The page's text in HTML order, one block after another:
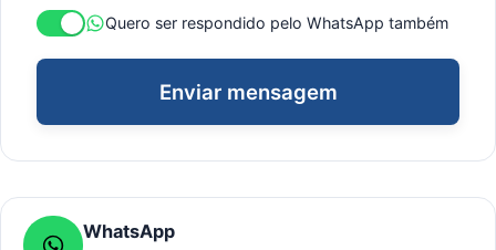
Quero ser respondido pelo WhatsApp também
Enviar mensagem
WhatsApp